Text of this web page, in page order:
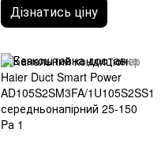
Дізнатись ціну